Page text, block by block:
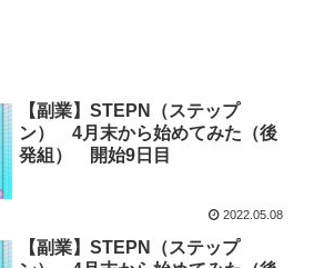
【副業】STEPN（ステップ
ン） 4月末から始めてみた（後
発組） 開始9日目
2022.05.08
【副業】STEPN（ステップ